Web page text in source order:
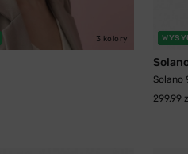
3 kolory
Solano
299,99